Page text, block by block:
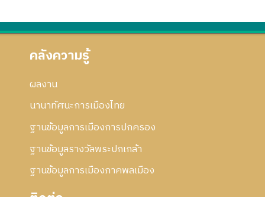
คลังความรู้
ผลงาน
นานาทัศนะการเมืองไทย
ฐานข้อมูลการเมืองการปกครอง
ฐานข้อมูลรางวัลพระปกเกล้า
ฐานข้อมูลการเมืองภาคพลเมือง